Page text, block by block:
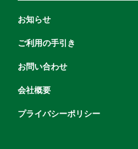
お知らせ
ご利用の手引き
お問い合わせ
会社概要
プライバシーポリシー